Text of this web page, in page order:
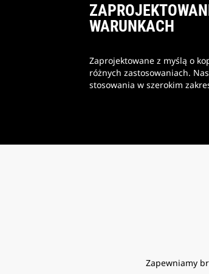
WARUNKACH
Zaprojektowane z myślą o
różnych zastosowaniach.
stosowania w szerokim
Zapewniamy